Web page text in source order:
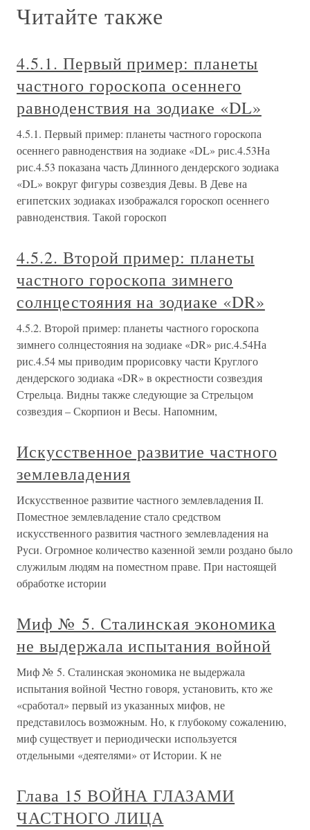
Читайте также
4.5.1. Первый пример: планеты
частного гороскопа осеннего
равноденствия на зодиаке «DL»
4.5.1. Первый пример: планеты частного гороскопа
осеннего равноденствия на зодиаке «DL» рис.4.53На
рис.4.53 показана часть Длинного дендерского зодиака
«DL» вокруг фигуры созвездия Девы. В Деве на
египетских зодиаках изображался гороскоп осеннего
равноденствия. Такой гороскоп
4.5.2. Второй пример: планеты
частного гороскопа зимнего
солнцестояния на зодиаке «DR»
4.5.2. Второй пример: планеты частного гороскопа
зимнего солнцестояния на зодиаке «DR» рис.4.54На
рис.4.54 мы приводим прорисовку части Круглого
дендерского зодиака «DR» в окрестности созвездия
Стрельца. Видны также следующие за Стрельцом
созвездия – Скорпион и Весы. Напомним,
Искусственное развитие частного
землевладения
Искусственное развитие частного землевладения II.
Поместное землевладение стало средством
искусственного развития частного землевладения на
Руси. Огромное количество казенной земли роздано было
служилым людям на поместном праве. При настоящей
обработке истории
Миф № 5. Сталинская экономика
не выдержала испытания войной
Миф № 5. Сталинская экономика не выдержала
испытания войной Честно говоря, установить, кто же
«сработал» первый из указанных мифов, не
представилось возможным. Но, к глубокому сожалению,
миф существует и периодически используется
отдельными «деятелями» от Истории. К не
Глава 15 ВОЙНА ГЛАЗАМИ
ЧАСТНОГО ЛИЦА